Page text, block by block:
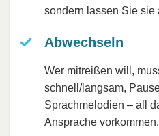
sondern lassen Sie sie
Abwechseln
Wer mitreißen will,
schnell/langsam,
Sprachmelodien – all
Ansprache vorkommen.